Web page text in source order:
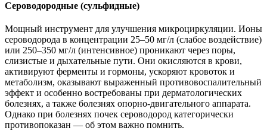
Сероводородные (сульфидные)
Мощный инструмент для улучшения микроциркуляции. Ионы
сероводорода в концентрации 25–50 мг/л (слабое воздействие)
или 250–350 мг/л (интенсивное) проникают через поры,
слизистые и дыхательные пути. Они окисляются в крови,
активируют ферменты и гормоны, ускоряют кровоток и
метаболизм, оказывают выраженный противовоспалительный
эффект и особенно востребованы при дерматологических
болезнях, а также болезнях опорно-двигательного аппарата.
Однако при болезнях почек сероводород категорически
противопоказан — об этом важно помнить.